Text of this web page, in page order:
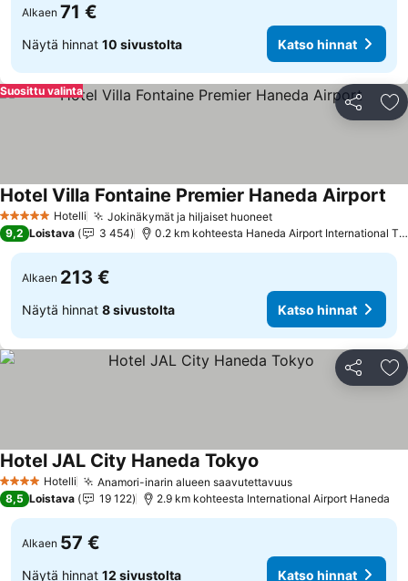
Alkaen 71 €
Näytä hinnat 10 sivustolta Katso hinnat
Jaa
Suosittu valinta
5 Tähtiluokitus
Hotelli Jokinäkymät ja hiljaiset huoneetKatso hinnat
Hotel Villa Fontaine Premier Haneda Airport
9,2 Loistava 3 454 0.2 km kohteesta Haneda Airport International
Alkaen 213 €
Näytä hinnat 8 sivustolta Katso hinnat
Jaa
4 Tähtiluokitus
Hotelli Anamori-inarin alueen saavutettavuusKatso hinnat
Hotel JAL City Haneda Tokyo
8,5 Loistava 19 122 2.9 km kohteesta International Airport Haneda
Alkaen 57 €
Näytä hinnat 12 sivustolta Katso hinnat